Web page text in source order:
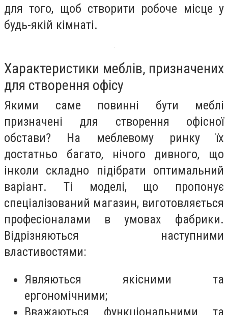
для того, щоб створити робоче місце у
будь-якій кімнаті.
Характеристики меблів, призначених
для створення офісу
Якими саме повинні бути меблі
призначені для створення офісної
обстави? На меблевому ринку їх
достатньо багато, нічого дивного, що
інколи складно підібрати оптимальний
варіант. Ті моделі, що пропонує
спеціалізований магазин, виготовляється
професіоналами в умовах фабрики.
Відрізняються наступними
властивостями:
Являються якісними та
ергономічними;
Вважаються функціональними та